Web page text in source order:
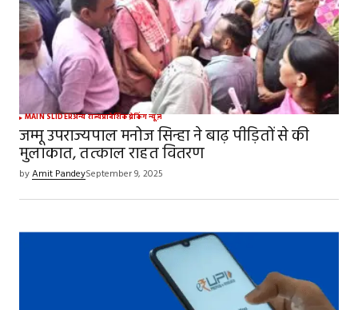
MAIN SLIDERअन्य राज्यप्रादेशिकब्रेकिंग न्यूज़
जम्मू उपराज्यपाल मनोज सिन्हा ने बाढ़ पीड़ितों से की
मुलाकात, तत्काल राहत वितरण
byAmit PandeySeptember 9, 2025